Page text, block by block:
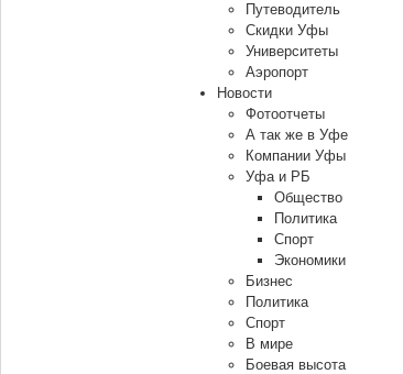
Путеводитель
Скидки Уфы
Университеты
Аэропорт
Новости
Фотоотчеты
А так же в Уфе
Компании Уфы
Уфа и РБ
Общество
Политика
Спорт
Экономики
Бизнес
Политика
Спорт
В мире
Боевая высота